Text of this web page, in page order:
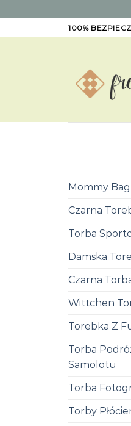
to
100%
Mommy
Czarna
Torba
Damska
Czarna
Wittchen
Torebka Z
Torba
Samolotu
Torba
Torby